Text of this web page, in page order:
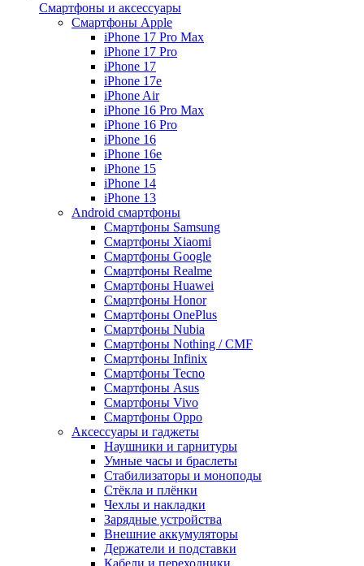
Смартфоны и аксессуары
Смартфоны Apple
iPhone 17 Pro Max
iPhone 17 Pro
iPhone 17
iPhone 17e
iPhone Air
iPhone 16 Pro Max
iPhone 16 Pro
iPhone 16
iPhone 16e
iPhone 15
iPhone 14
iPhone 13
Android cмартфоны
Смартфоны Samsung
Смартфоны Xiaomi
Смартфоны Google
Смартфоны Realme
Смартфоны Huawei
Смартфоны Honor
Смартфоны OnePlus
Смартфоны Nubia
Смартфоны Nothing / CMF
Смартфоны Infinix
Смартфоны Tecno
Смартфоны Asus
Смартфоны Vivo
Смартфоны Oppo
Аксессуары и гаджеты
Наушники и гарнитуры
Умные часы и браслеты
Стабилизаторы и моноподы
Стёкла и плёнки
Чехлы и накладки
Зарядные устройства
Внешние аккумуляторы
Держатели и подставки
Кабели и переходники